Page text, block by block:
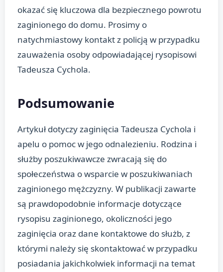
okazać się kluczowa dla bezpiecznego powrotu
zaginionego do domu. Prosimy o
natychmiastowy kontakt z policją w przypadku
zauważenia osoby odpowiadającej rysopisowi
Tadeusza Cychola.
Podsumowanie
Artykuł dotyczy zaginięcia Tadeusza Cychola i
apelu o pomoc w jego odnalezieniu. Rodzina i
służby poszukiwawcze zwracają się do
społeczeństwa o wsparcie w poszukiwaniach
zaginionego mężczyzny. W publikacji zawarte
są prawdopodobnie informacje dotyczące
rysopisu zaginionego, okoliczności jego
zaginięcia oraz dane kontaktowe do służb, z
którymi należy się skontaktować w przypadku
posiadania jakichkolwiek informacji na temat